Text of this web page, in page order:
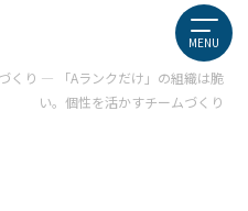
くり ― 「Aランクだけ」の組織は脆
い。個性を活かすチームづくり